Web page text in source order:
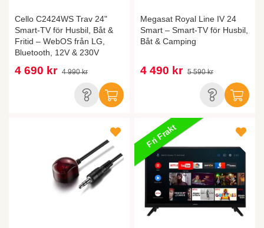
Cello C2424WS Trav 24"
Smart-TV för Husbil, Båt &
Fritid – WebOS från LG,
Bluetooth, 12V & 230V
4 690 kr 4 990 kr
Megasat Royal Line IV 24
Smart – Smart-TV för Husbil,
Båt & Camping
4 490 kr 5 590 kr
Fri Frakt